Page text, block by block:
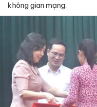
không gian mạng.